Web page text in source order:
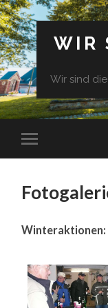
WIR
Wir sind
Winteraktionen: